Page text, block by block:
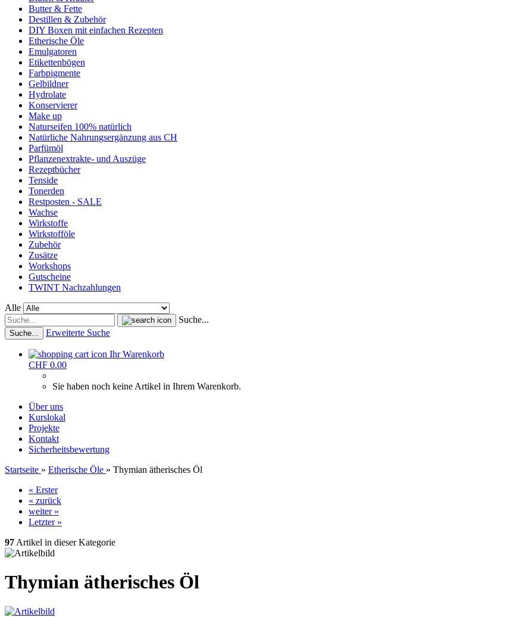
Butter & Fette
Destillen & Zubehör
DIY Boxen mit einfachen Rezepten
Etherische Öle
Emulgatoren
Etikettenbögen
Farbpigmente
Gelbildner
Hydrolate
Konservierer
Make up
Naturseifen 100% natürlich
Natürliche Nahrungsergänzung aus CH
Parfümöl
Pflanzenextrakte- und Auszüge
Rezeptbücher
Tenside
Tonerden
Restposten - SALE
Wachse
Wirkstoffe
Wirkstofföle
Zubehör
Zusätze
Workshops
Gutscheine
TWINT Nachzahlungen
Alle
Suche...
Suche... Erweiterte Suche
Ihr Warenkorb
CHF 0.00
Sie haben noch keine Artikel in Ihrem Warenkorb.
Über uns
Kurslokal
Projekte
Kontakt
Sicherheitsbewertung
Startseite » Etherische Öle » Thymian ätherisches Öl
« Erster
« zurück
weiter »
Letzter »
97 Artikel in dieser Kategorie
Thymian ätherisches Öl